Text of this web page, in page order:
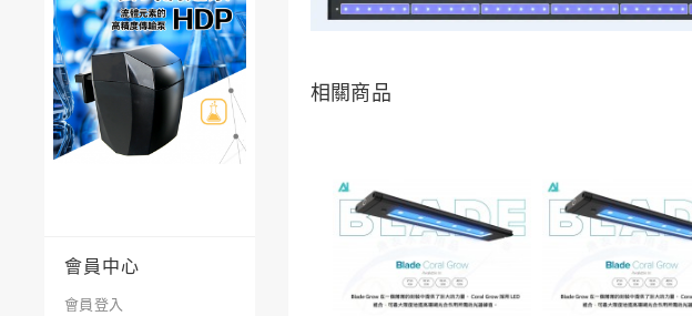
會員中心
會員登入
相關商品